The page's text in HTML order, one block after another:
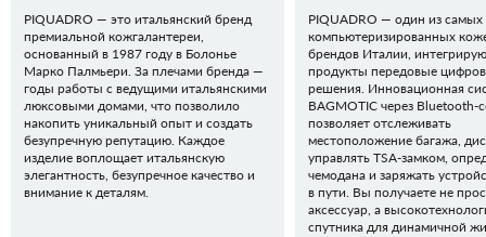
PIQUADRO — это итальянский бренд
премиальной кожгалантереи,
основанный в 1987 году в Болонье
Марко Палмьери. За плечами бренда —
годы работы с ведущими итальянскими
люксовыми домами, что позволило
накопить уникальный опыт и создать
безупречную репутацию. Каждое
изделие воплощает итальянскую
элегантность, безупречное качество и
внимание к деталям.
PIQUADRO — один из самых
компьютеризированных
брендов Италии,
продукты передовые
решения. Инновационная
BAGMOTIC через Bluetooth-
позволяет отслеживать
местоположение багажа,
управлять TSA-замком,
чемодана и заряжать
в пути. Вы получаете не
аксессуар, а
спутника для динамичной